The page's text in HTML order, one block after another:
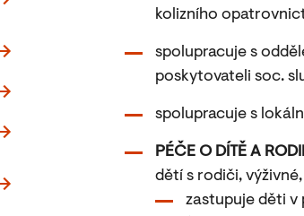
kolizního
spolupracuje s
poskytovateli soc.
spolupracuje s
PÉČE O DÍTĚ A
dětí s rodiči,
zastupuje děti v